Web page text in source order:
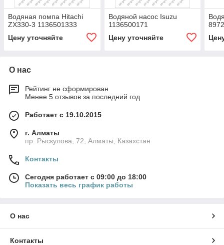
Водяная помпа Hitachi
ZX330-3 1136501333
Цену уточняйте
Водяной насос Isuzu
1136500171
Цену уточняйте
О нас
Рейтинг не сформирован
Менее 5 отзывов за последний год
Работает с 19.10.2015
г. Алматы
пр. Рыскулова, 72, Алматы, Казахстан
Контакты
Сегодня работает с 09:00 до 18:00
Показать весь график работы
О нас
Контакты